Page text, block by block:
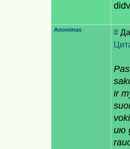
Anonimas #
ir
uю